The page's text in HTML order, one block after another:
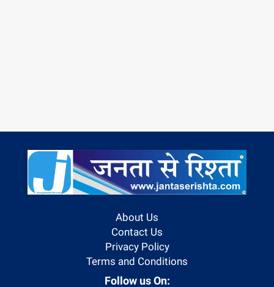
About Us
Contact Us
Privacy Policy
Terms and Conditions
Follow us On: